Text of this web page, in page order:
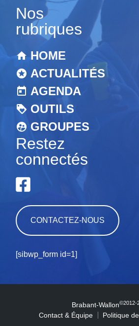
Nos
rubriques
HOME
ACTUALITÉS
AGENDA
OUTILS
GROUPES
Restez
connectés
CONTACTEZ-NOUS
[sibwp_form id=1]
Brabant-Wallon©2012-
Contact & Équipe Politique